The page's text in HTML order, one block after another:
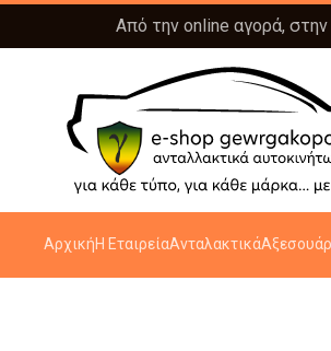
Από την online αγορά,
ΑρχικήΗ ΕταιρείαΑνταλακτικάΑξεσουάρ